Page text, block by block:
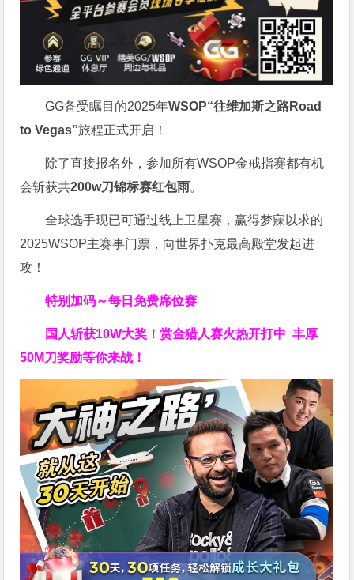
GG备受瞩目的2025年WSOP“往维加斯之路Road
to Vegas”旅程正式开启！
除了直接报名外，参加所有WSOP金戒指赛都有机
会斩获共200w刀锦标赛红包雨。
全球选手现已可通过线上卫星赛，赢得梦寐以求的
2025WSOP主赛事门票，向世界扑克最高殿堂发起进
攻！
特别加码～每日免费席位赛
国人斩获10W大奖！赏金猎人赛火热开打中 丰厚
50M刀奖励等你来战！